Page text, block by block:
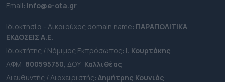
Εmail: info@e-ota.gr
Ιδιοκτησία - Δικαιούχος domain name: ΠΑΡΑΠΟΛΙΤΙΚΑ
ΕΚΔΟΣΕΙΣ A.E.
Ιδιοκτήτης / Νόμιμος Εκπρόσωπος: Ι. Κουρτάκης
ΑΦΜ: 800595750, ΔΟΥ: Καλλιθέας
Διευθυντής / Διαχειριστής: Δημήτρης Κουνιάς